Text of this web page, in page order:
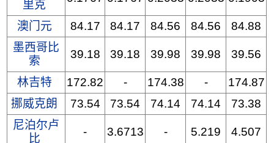
里克
澳门元 84.17 84.17 84.56 84.56
84.88
墨西哥比
索
39.18 39.18 39.98 39.98 39.56
林吉特 172.82 - 174.38 -
174.87
挪威克朗
73.54 73.54 74.14 74.14
73.38
尼泊尔卢
比
- 3.6713 - 5.219 4.507